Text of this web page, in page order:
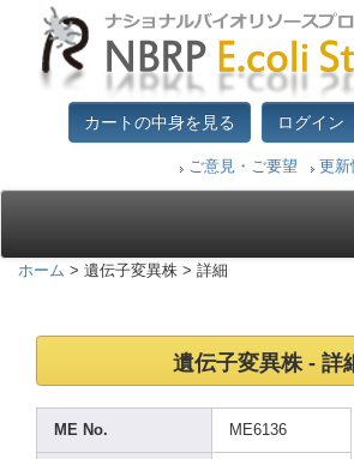
カートの中身を見る ログイン
ご意見・ご要望 更新
ホーム > 遺伝子変異株 > 詳細
遺伝子変異株 - 詳
ME No. ME6136